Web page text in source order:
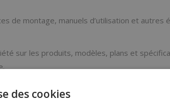
de montage, manuels d’utilisation et autres
sur les produits, modèles, plans et
des cookies